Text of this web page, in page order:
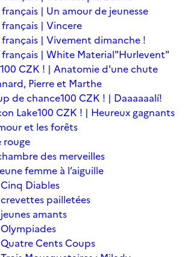
| Un amour de jeunesse
| Vincere
| Vivement dimanche !
| White Material"Hurlevent"
100 CZK ! | Anatomie d'une chute
Pierre et Marthe
de chance100 CZK ! | Daaaaaalí!
Lake100 CZK ! | Heureux gagnants
et les forêts
rouge
des merveilles
femme à l’aiguille
Diables
pailletées
amants
Cents Coups